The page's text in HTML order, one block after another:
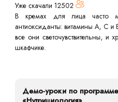
Уже скачали 12502
В кремах для лица часто
антиоксиданты: витамины А, С и
все они светочувствительны, и
шкафчике.
Демо-уроки по программе